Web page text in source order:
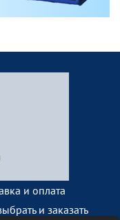
и оплата
и заказать